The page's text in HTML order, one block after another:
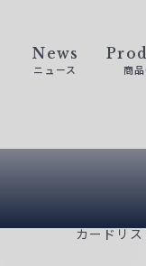
News
ニュース 商
カードリ